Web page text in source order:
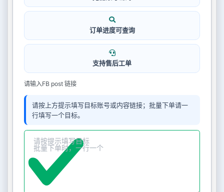
订单进度可查询
支持售后工单
请输入FB post 链接
请按上方提示填写目标账号或内容链接；批量下单请一
行填写一个目标。